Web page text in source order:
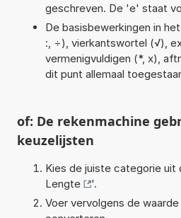
geschreven. De 'e' staat
De basisbewerkingen in
:, ÷), vierkantswortel (√),
vermenigvuldigen (*, x),
dit punt allemaal
of: De rekenmachine
keuzelijsten
Kies de juiste categorie uit
Lengte
'.
Voer vervolgens de